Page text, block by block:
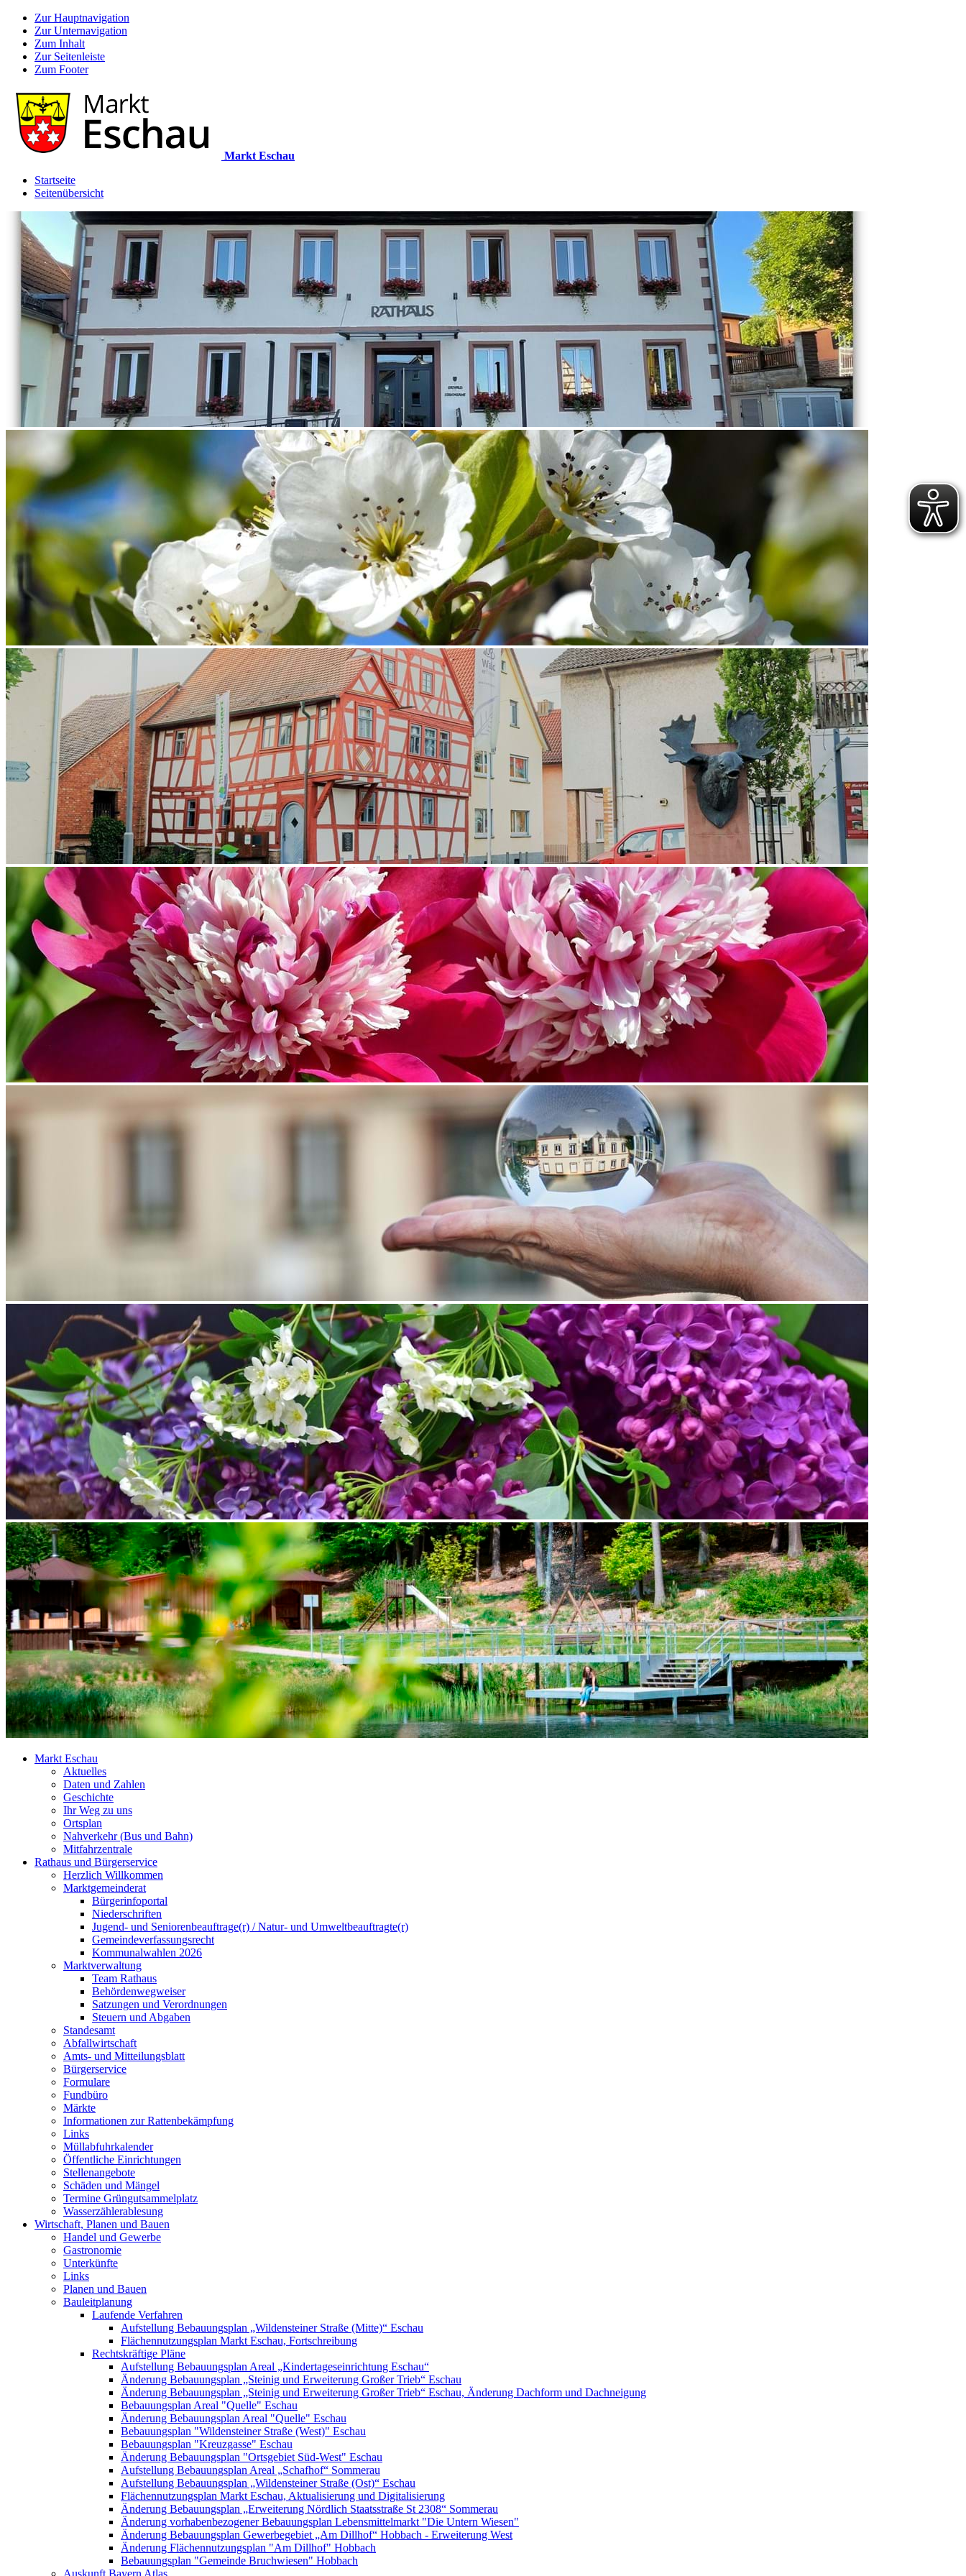
Zur Hauptnavigation
Zur Unternavigation
Zum Inhalt
Zur Seitenleiste
Zum Footer
Markt Eschau
Startseite
Seitenübersicht
Markt Eschau
Aktuelles
Daten und Zahlen
Geschichte
Ihr Weg zu uns
Ortsplan
Nahverkehr (Bus und Bahn)
Mitfahrzentrale
Rathaus und Bürgerservice
Herzlich Willkommen
Marktgemeinderat
Bürgerinfoportal
Niederschriften
Jugend- und Seniorenbeauftrage(r) / Natur- und Umweltbeauftragte(r)
Gemeindeverfassungsrecht
Kommunalwahlen 2026
Marktverwaltung
Team Rathaus
Behördenwegweiser
Satzungen und Verordnungen
Steuern und Abgaben
Standesamt
Abfallwirtschaft
Amts- und Mitteilungsblatt
Bürgerservice
Formulare
Fundbüro
Märkte
Informationen zur Rattenbekämpfung
Links
Müllabfuhrkalender
Öffentliche Einrichtungen
Stellenangebote
Schäden und Mängel
Termine Grüngutsammelplatz
Wasserzählerablesung
Wirtschaft, Planen und Bauen
Handel und Gewerbe
Gastronomie
Unterkünfte
Links
Planen und Bauen
Bauleitplanung
Laufende Verfahren
Aufstellung Bebauungsplan „Wildensteiner Straße (Mitte)“ Eschau
Flächennutzungsplan Markt Eschau, Fortschreibung
Rechtskräftige Pläne
Aufstellung Bebauungsplan Areal „Kindertageseinrichtung Eschau“
Änderung Bebauungsplan „Steinig und Erweiterung Großer Trieb“ Eschau
Änderung Bebauungsplan „Steinig und Erweiterung Großer Trieb“ Eschau, Änderung Dachform und Dachneigung
Bebauungsplan Areal "Quelle" Eschau
Änderung Bebauungsplan Areal "Quelle" Eschau
Bebauungsplan "Wildensteiner Straße (West)" Eschau
Bebauungsplan "Kreuzgasse" Eschau
Änderung Bebauungsplan "Ortsgebiet Süd-West" Eschau
Aufstellung Bebauungsplan Areal „Schafhof“ Sommerau
Aufstellung Bebauungsplan „Wildensteiner Straße (Ost)“ Eschau
Flächennutzungsplan Markt Eschau, Aktualisierung und Digitalisierung
Änderung Bebauungsplan „Erweiterung Nördlich Staatsstraße St 2308“ Sommerau
Änderung vorhabenbezogener Bebauungsplan Lebensmittelmarkt "Die Untern Wiesen"
Änderung Bebauungsplan Gewerbegebiet „Am Dillhof“ Hobbach - Erweiterung West
Änderung Flächennutzungsplan "Am Dillhof" Hobbach
Bebauungsplan "Gemeinde Bruchwiesen" Hobbach
Auskunft Bayern Atlas